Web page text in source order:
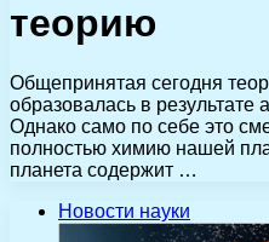
теорию
Общепринятая сегодня
образовалась в результате
Однако само по себе это
полностью химию нашей
планета содержит …
Новости науки